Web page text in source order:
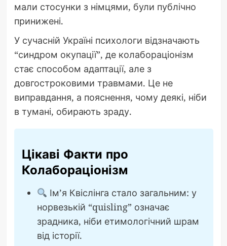
мали стосунки з німцями, були публічно
принижені.
У сучасній Україні психологи відзначають
“синдром окупації”, де колабораціонізм
стає способом адаптації, але з
довгостроковими травмами. Це не
виправдання, а пояснення, чому деякі, ніби
в тумані, обирають зраду.
Цікаві Факти про
Колабораціонізм
Ім’я Квіслінга стало загальним: у
норвезькій “quisling” означає
зрадника, ніби етимологічний шрам
від історії.